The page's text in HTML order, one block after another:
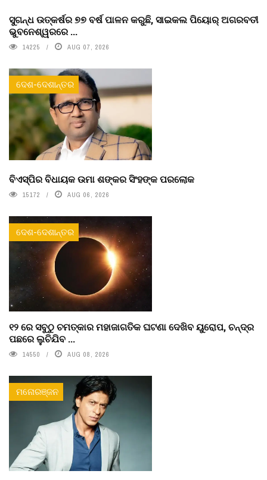
ସୁଗନ୍ଧ ଉତ୍କର୍ଷର ୭୭ ବର୍ଷ ପାଳନ କରୁଛି, ସାଇକଲ ପିୟୋର୍‌ ଅଗରବତୀ
ଭୁବନେଶ୍ୱରରେ ...
14225 AUG 07, 2026
ଦେଶ-ଦେଶାନ୍ତର
ବିଏସ୍‌ପିର ବିଧାୟକ ଉମା ଶଙ୍କର ସିଂହଙ୍କ ପରଲୋକ
15172 AUG 06, 2026
ଦେଶ-ଦେଶାନ୍ତର
୧୨ ରେ ସବୁଠୁ ଚମତ୍କାର ମହାଜାଗତିକ ଘଟଣା ଦେଖିବ ୟୁରୋପ, ଚନ୍ଦ୍ର
ପଛରେ ଲୁଚିଯିବ ...
14550 AUG 08, 2026
ମନୋରଞ୍ଜନ